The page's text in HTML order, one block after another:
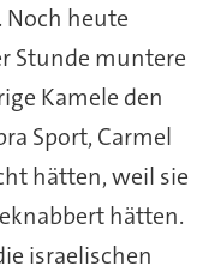
heute
Stunde muntere
Kamele den
Sport, Carmel
hätten, weil sie
hätten.
israelischen